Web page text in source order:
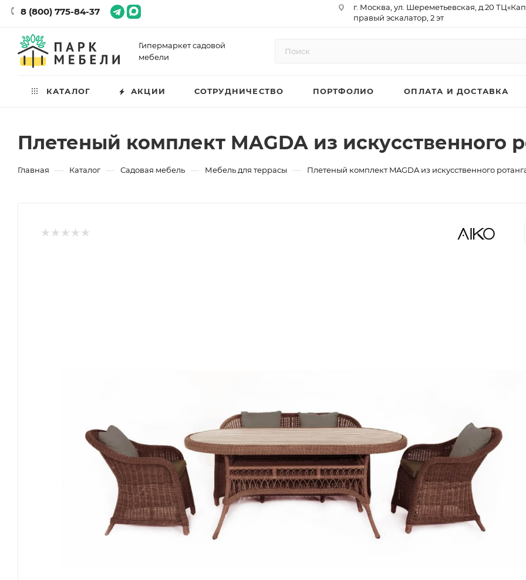
8 (800) 775-84-37
г. Москва, ул. Шереметьевская, д.20
правый эскалатор, 2 эт
р/сч 40702810410000761715
Гипермаркет садовой
мебели
КАТАЛОГ АКЦИИ СОТРУДНИЧЕСТВО ПОРТФОЛИО ОПЛАТА И ДОСТАВКА
Плетеный комплект MAGDA из искусственного
Главная — Каталог — Садовая мебель — Мебель для террасы — Плетеный комплект MAGDA из искусственного